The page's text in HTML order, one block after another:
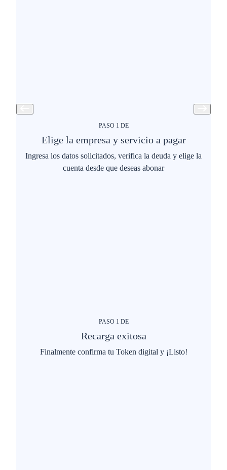
PASO 1 DE
Elige la empresa y servicio a pagar
Ingresa los datos solicitados, verifica la deuda y elige la
cuenta desde que deseas abonar
PASO 1 DE
Recarga exitosa
Finalmente confirma tu Token digital y ¡Listo!